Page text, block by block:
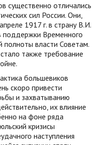
существенно отличались
сил России. Они,
1917 г. в страну В.И.
поддержки Временного
полноты власти Советам.
также требование
большевиков
скоро привести
и захватыванию
их влияние
на фоне ряда
кризисы
наступления